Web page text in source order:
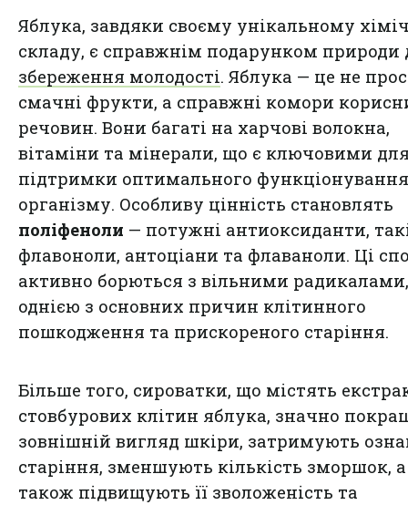
Яблука, завдяки своєму унікальному
складу, є справжнім подарунком природи
збереження молодості. Яблука — це не
смачні фрукти, а справжні комори
речовин. Вони багаті на харчові волокна,
вітаміни та мінерали, що є ключовими
підтримки оптимального функціонування
організму. Особливу цінність становлять
поліфеноли — потужні антиоксиданти,
флавоноли, антоціани та флаваноли. Ці
активно борються з вільними радикалами,
однією з основних причин клітинного
пошкодження та прискореного старіння.
Більше того, сироватки, що містять
стовбурових клітин яблука, значно
зовнішній вигляд шкіри, затримують
старіння, зменшують кількість зморшок, а
також підвищують її зволоженість та